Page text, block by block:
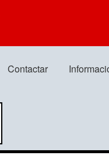
Contactar